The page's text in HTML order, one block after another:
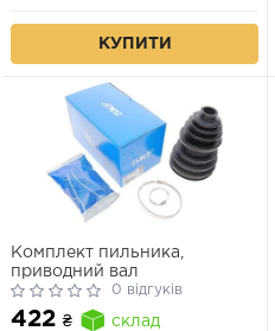
КУПИТИ
Комплект пильника,
приводний вал
0 відгуків
422 ₴ склад